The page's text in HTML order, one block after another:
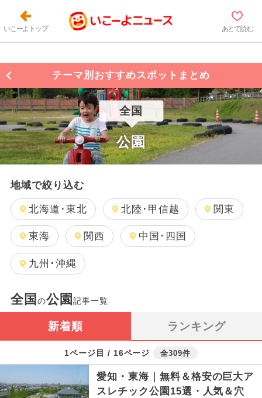
いこーよトップ あとで読む
テーマ別おすすめスポットまとめ
全国
公園
地域で絞り込む
北海道･東北 北陸･甲信越 関東
東海 関西 中国･四国
九州･沖縄
全国 の公園 記事一覧
新着順 ランキング
1ページ目 / 16ページ 全309件
愛知・東海｜無料＆格安の巨大ア
スレチック公園15選・人気＆穴